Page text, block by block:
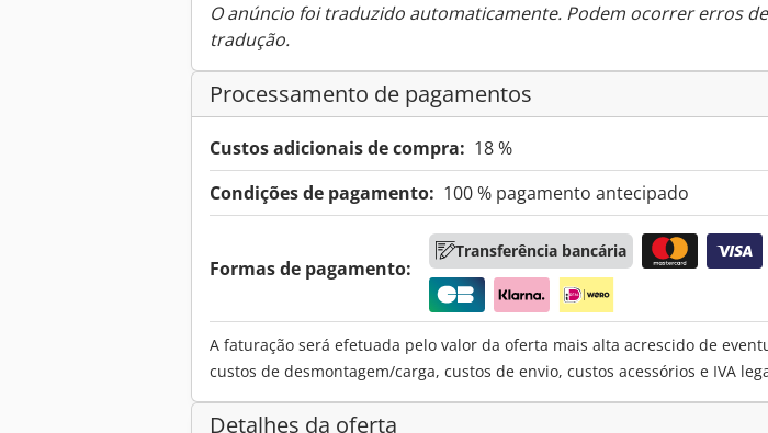
O anúncio foi traduzido automaticamente. Podem ocorrer erros de
tradução.
Processamento de pagamentos
Custos adicionais de compra: 18 %
Condições de pagamento: 100 % pagamento antecipado
Formas de pagamento:
Transferência bancária
A faturação será efetuada pelo valor da oferta mais alta acrescido de
custos de desmontagem/carga, custos de envio, custos acessórios e IVA
Detalhes da oferta